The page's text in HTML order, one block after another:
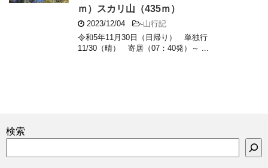
ｍ）スカリ山（435ｍ）
2023/12/04 -山行記
令和5年11月30日（日帰り） 単独行
11/30（晴） 寄居（07：40発）～ ...
検索